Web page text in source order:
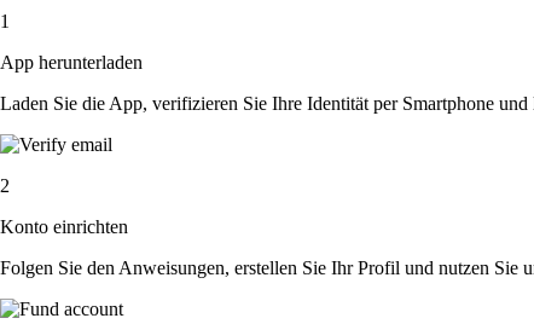
1
App herunterladen
Laden Sie die App, verifizieren Sie Ihre Identität per Smartphone
2
Konto einrichten
Folgen Sie den Anweisungen, erstellen Sie Ihr Profil und nutzen Sie